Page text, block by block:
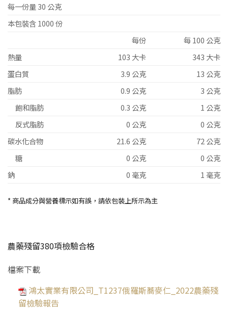
每一份量 30 公克
本包裝含 1000 份
每份
每 100 公克
熱量
103 大卡
343 大卡
蛋白質
3.9 公克
13 公克
脂肪
0.9 公克
3 公克
飽和脂肪
0.3 公克
1 公克
反式脂肪
0 公克
0 公克
碳水化合物
21.6 公克
72 公克
糖
0 公克
0 公克
鈉
0 毫克 1 毫克
* 商品成分與營養標示如有誤，請依包裝上所示為主
農藥殘留380項檢驗合格
檔案下載
鴻太實業有限公司_T1237俄羅斯蕎麥仁_2022農藥殘
留檢驗報告